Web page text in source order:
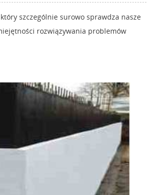
szczególnie surowo sprawdza nasze
rozwiązywania problemów